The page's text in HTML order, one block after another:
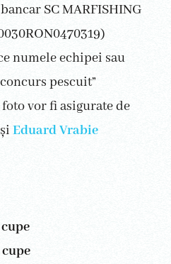
SC MARFISHING
numele echipei sau
pescuit”
vor fi asigurate de
și Eduard Vrabie